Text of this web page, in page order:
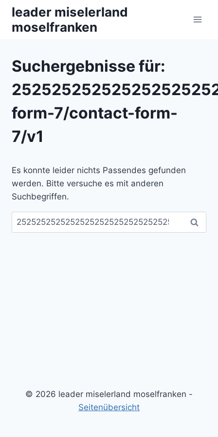
Zum
Inhalt
springen
leader miselerland
moselfranken
Suchergebnisse für:
form-7/contact-form-
7/v1
Es konnte leider nichts Passendes gefunden
werden. Bitte versuche es mit anderen
Suchbegriffen.
Suchen
nach:
© 2026 leader miselerland moselfranken -
Seitenübersicht